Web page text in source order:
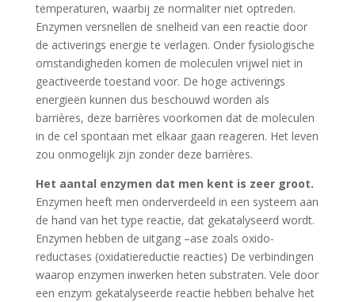
temperaturen, waarbij ze normaliter niet optreden.
Enzymen versnellen de snelheid van een reactie door
de activerings energie te verlagen. Onder fysiologische
omstandigheden komen de moleculen vrijwel niet in
geactiveerde toestand voor. De hoge activerings
energieën kunnen dus beschouwd worden als
barrières, deze barrières voorkomen dat de moleculen
in de cel spontaan met elkaar gaan reageren. Het leven
zou onmogelijk zijn zonder deze barrières.
Het aantal enzymen dat men kent is zeer groot.
Enzymen heeft men onderverdeeld in een systeem aan
de hand van het type reactie, dat gekatalyseerd wordt.
Enzymen hebben de uitgang –ase zoals oxido-
reductases (oxidatiereductie reacties) De verbindingen
waarop enzymen inwerken heten substraten. Vele door
een enzym gekatalyseerde reactie hebben behalve het